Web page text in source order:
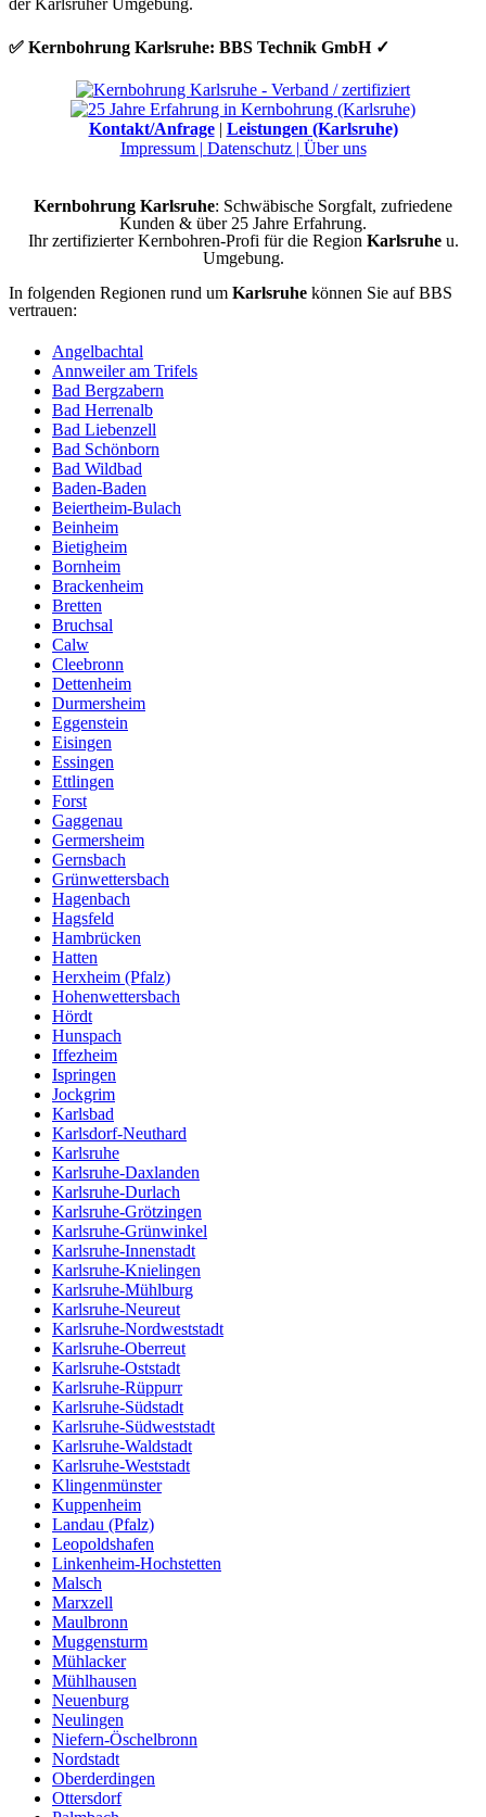
✅ Kernbohrung Karlsruhe: BBS Technik GmbH ✓
Kontakt/Anfrage| Leistungen (Karlsruhe)
Impressum | Datenschutz | Über uns
Kernbohrung Karlsruhe: Schwäbische Sorgfalt, zufriedene
Kunden & über 25 Jahre Erfahrung.
Ihr zertifizierter Kernbohren-Profi für die Region Karlsruheu.
Umgebung.
In folgenden Regionen rund um Karlsruhe können Sie auf BBS
vertrauen:
Angelbachtal
Annweiler am Trifels
Bad Bergzabern
Bad Herrenalb
Bad Liebenzell
Bad Schönborn
Bad Wildbad
Baden-Baden
Beiertheim-Bulach
Beinheim
Bietigheim
Bornheim
Brackenheim
Bretten
Bruchsal
Calw
Cleebronn
Dettenheim
Durmersheim
Eggenstein
Eisingen
Essingen
Ettlingen
Forst
Gaggenau
Germersheim
Gernsbach
Grünwettersbach
Hagenbach
Hagsfeld
Hambrücken
Hatten
Herxheim (Pfalz)
Hohenwettersbach
Hördt
Hunspach
Iffezheim
Ispringen
Jockgrim
Karlsbad
Karlsdorf-Neuthard
Karlsruhe
Karlsruhe-Daxlanden
Karlsruhe-Durlach
Karlsruhe-Grötzingen
Karlsruhe-Grünwinkel
Karlsruhe-Innenstadt
Karlsruhe-Knielingen
Karlsruhe-Mühlburg
Karlsruhe-Neureut
Karlsruhe-Nordweststadt
Karlsruhe-Oberreut
Karlsruhe-Oststadt
Karlsruhe-Rüppurr
Karlsruhe-Südstadt
Karlsruhe-Südweststadt
Karlsruhe-Waldstadt
Karlsruhe-Weststadt
Klingenmünster
Kuppenheim
Landau (Pfalz)
Leopoldshafen
Linkenheim-Hochstetten
Malsch
Marxzell
Maulbronn
Muggensturm
Mühlacker
Mühlhausen
Neuenburg
Neulingen
Niefern-Öschelbronn
Nordstadt
Oberderdingen
Ottersdorf